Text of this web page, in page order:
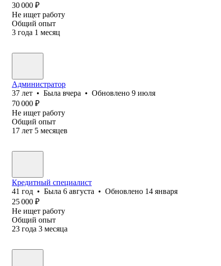
30 000 ₽
Не ищет работу
Общий опыт
3 года 1 месяц
Администратор
37 лет • Была вчера • Обновлено 9 июля
70 000 ₽
Не ищет работу
Общий опыт
17 лет 5 месяцев
Кредитный специалист
41 год • Была 6 августа • Обновлено 14 января
25 000 ₽
Не ищет работу
Общий опыт
23 года 3 месяца